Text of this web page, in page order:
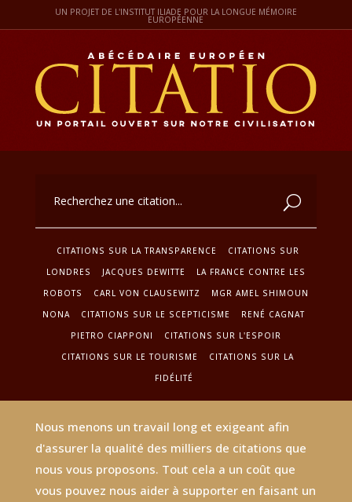
UN PROJET DE L'INSTITUT ILIADE POUR LA LONGUE MÉMOIRE
EUROPÉENNE
CITATIONS SUR LA TRANSPARENCE
CITATIONS SUR
LONDRES
JACQUES DEWITTE
LA FRANCE CONTRE LES
ROBOTS
CARL VON CLAUSEWITZ
MGR AMEL SHIMOUN
NONA
CITATIONS SUR LE SCEPTICISME
RENÉ CAGNAT
PIETRO CIAPPONI
CITATIONS SUR L'ESPOIR
CITATIONS SUR LE TOURISME
CITATIONS SUR LA
FIDÉLITÉ
Nous menons un travail long et exigeant afin
d'assurer la qualité des milliers de citations que
nous vous proposons. Tout cela a un coût que
vous pouvez nous aider à supporter en faisant un